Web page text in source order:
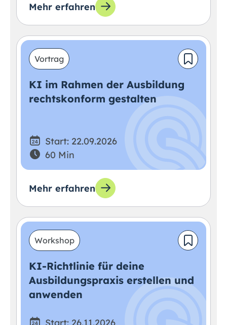
Mehr erfahren
Vortrag
KI im Rahmen der Ausbildung
rechtskonform gestalten
Start: 22.09.2026
60 Min
Mehr erfahren
Workshop
KI-Richtlinie für deine
Ausbildungspraxis erstellen und
anwenden